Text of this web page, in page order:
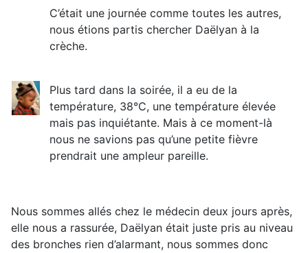
C’était une journée comme toutes les autres,
nous étions partis chercher Daëlyan à la
crèche.
Plus tard dans la soirée, il a eu de la
température, 38°C, une température élevée
mais pas inquiétante. Mais à ce moment-là
nous ne savions pas qu’une petite fièvre
prendrait une ampleur pareille.
Nous sommes allés chez le médecin deux jours après,
elle nous a rassurée, Daëlyan était juste pris au niveau
des bronches rien d’alarmant, nous sommes donc